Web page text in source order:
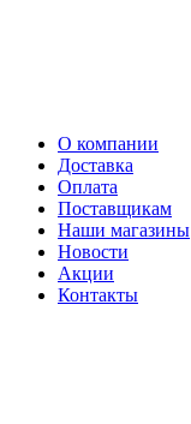
О компании
Доставка
Оплата
Поставщикам
Наши магазины
Новости
Акции
Контакты